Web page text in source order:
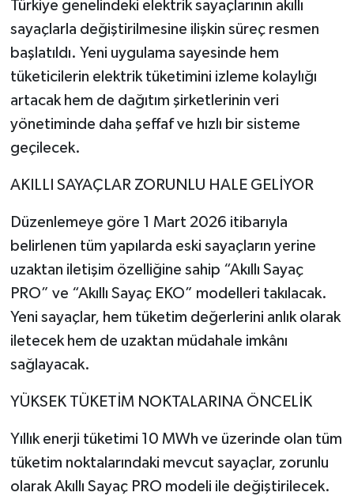
Türkiye genelindeki elektrik sayaçlarının akıllı
sayaçlarla değiştirilmesine ilişkin süreç resmen
başlatıldı. Yeni uygulama sayesinde hem
tüketicilerin elektrik tüketimini izleme kolaylığı
artacak hem de dağıtım şirketlerinin veri
yönetiminde daha şeffaf ve hızlı bir sisteme
geçilecek.
AKILLI SAYAÇLAR ZORUNLU HALE GELİYOR
Düzenlemeye göre 1 Mart 2026 itibarıyla
belirlenen tüm yapılarda eski sayaçların yerine
uzaktan iletişim özelliğine sahip “Akıllı Sayaç
PRO” ve “Akıllı Sayaç EKO” modelleri takılacak.
Yeni sayaçlar, hem tüketim değerlerini anlık olarak
iletecek hem de uzaktan müdahale imkânı
sağlayacak.
YÜKSEK TÜKETİM NOKTALARINA ÖNCELİK
Yıllık enerji tüketimi 10 MWh ve üzerinde olan tüm
tüketim noktalarındaki mevcut sayaçlar, zorunlu
olarak Akıllı Sayaç PRO modeli ile değiştirilecek.